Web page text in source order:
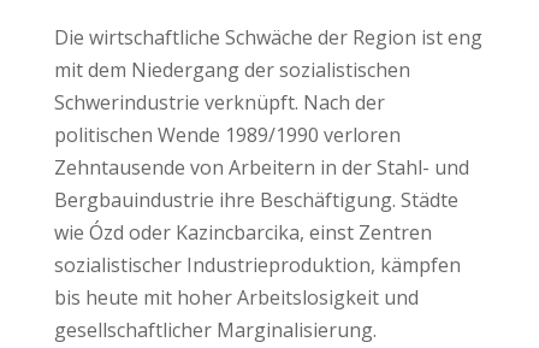
Die wirtschaftliche Schwäche der Region ist eng
mit dem Niedergang der sozialistischen
Schwerindustrie verknüpft. Nach der
politischen Wende 1989/1990 verloren
Zehntausende von Arbeitern in der Stahl- und
Bergbauindustrie ihre Beschäftigung. Städte
wie Ózd oder Kazincbarcika, einst Zentren
sozialistischer Industrieproduktion, kämpfen
bis heute mit hoher Arbeitslosigkeit und
gesellschaftlicher Marginalisierung.